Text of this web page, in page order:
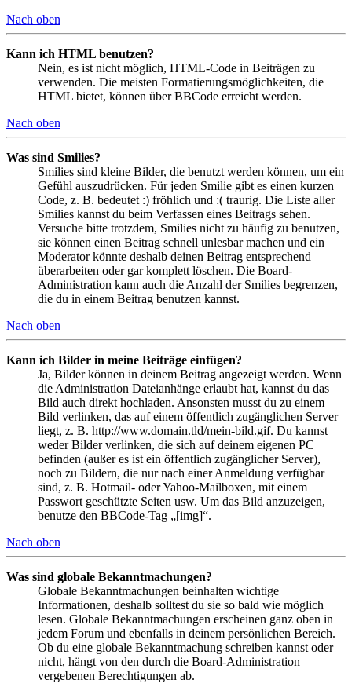
Nach oben
Kann ich HTML benutzen?
Nein, es ist nicht möglich, HTML-Code in Beiträgen zu
verwenden. Die meisten Formatierungsmöglichkeiten, die
HTML bietet, können über BBCode erreicht werden.
Nach oben
Was sind Smilies?
Smilies sind kleine Bilder, die benutzt werden können, um ein
Gefühl auszudrücken. Für jeden Smilie gibt es einen kurzen
Code, z. B. bedeutet :) fröhlich und :( traurig. Die Liste aller
Smilies kannst du beim Verfassen eines Beitrags sehen.
Versuche bitte trotzdem, Smilies nicht zu häufig zu benutzen,
sie können einen Beitrag schnell unlesbar machen und ein
Moderator könnte deshalb deinen Beitrag entsprechend
überarbeiten oder gar komplett löschen. Die Board-
Administration kann auch die Anzahl der Smilies begrenzen,
die du in einem Beitrag benutzen kannst.
Nach oben
Kann ich Bilder in meine Beiträge einfügen?
Ja, Bilder können in deinem Beitrag angezeigt werden. Wenn
die Administration Dateianhänge erlaubt hat, kannst du das
Bild auch direkt hochladen. Ansonsten musst du zu einem
Bild verlinken, das auf einem öffentlich zugänglichen Server
liegt, z. B. http://www.domain.tld/mein-bild.gif. Du kannst
weder Bilder verlinken, die sich auf deinem eigenen PC
befinden (außer es ist ein öffentlich zugänglicher Server),
noch zu Bildern, die nur nach einer Anmeldung verfügbar
sind, z. B. Hotmail- oder Yahoo-Mailboxen, mit einem
Passwort geschützte Seiten usw. Um das Bild anzuzeigen,
benutze den BBCode-Tag „[img]“.
Nach oben
Was sind globale Bekanntmachungen?
Globale Bekanntmachungen beinhalten wichtige
Informationen, deshalb solltest du sie so bald wie möglich
lesen. Globale Bekanntmachungen erscheinen ganz oben in
jedem Forum und ebenfalls in deinem persönlichen Bereich.
Ob du eine globale Bekanntmachung schreiben kannst oder
nicht, hängt von den durch die Board-Administration
vergebenen Berechtigungen ab.